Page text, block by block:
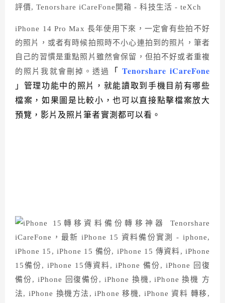
iPhone 14 Pro Max 長年使用下來，一定會有些拍不好
的照片，或者有時候拍照時不小心連拍到的照片，筆者
自己的習慣是重點照片雖然會保留，但拍不好或者重複
的照片我就會刪掉。透過
「 Tenorshare iCareFone
」管理功能中的照片，就能讀取到手機目前有哪些
檔案，如果圖是比較小，也可以直接點擊檔案放大
預覽，影片及照片筆者實測都可以看。